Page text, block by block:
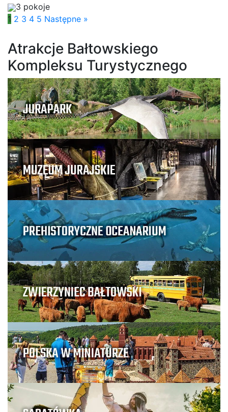
3 pokoje
1 2 3 4 5 Następne »
Atrakcje Bałtowskiego
Kompleksu Turystycznego